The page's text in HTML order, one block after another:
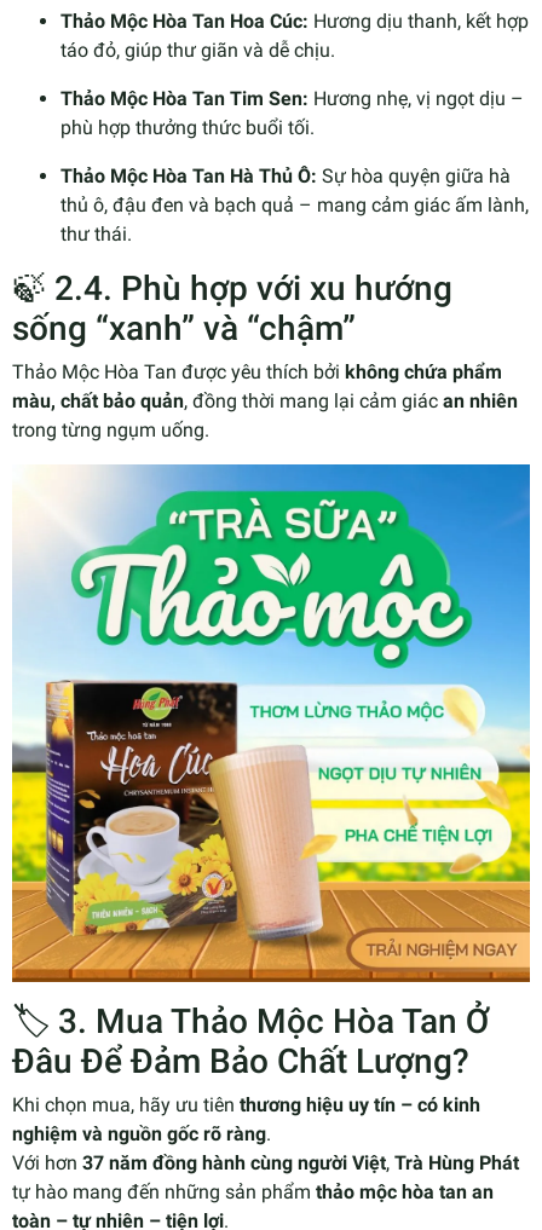
Thảo Mộc Hòa Tan Hoa Cúc: Hương dịu thanh, kết hợp
táo đỏ, giúp thư giãn và dễ chịu.
Thảo Mộc Hòa Tan Tim Sen: Hương nhẹ, vị ngọt dịu –
phù hợp thưởng thức buổi tối.
Thảo Mộc Hòa Tan Hà Thủ Ô: Sự hòa quyện giữa hà
thủ ô, đậu đen và bạch quả – mang cảm giác ấm lành,
thư thái.
🍃 2.4. Phù hợp với xu hướng
sống “xanh” và “chậm”
Thảo Mộc Hòa Tan được yêu thích bởi không chứa phẩm
màu, chất bảo quản, đồng thời mang lại cảm giác an nhiên
trong từng ngụm uống.
🏷️ 3. Mua Thảo Mộc Hòa Tan Ở
Đâu Để Đảm Bảo Chất Lượng?
Khi chọn mua, hãy ưu tiên thương hiệu uy tín – có kinh
nghiệm và nguồn gốc rõ ràng.
Với hơn 37 năm đồng hành cùng người Việt, Trà Hùng Phát
tự hào mang đến những sản phẩm thảo mộc hòa tan an
toàn – tự nhiên – tiện lợi.